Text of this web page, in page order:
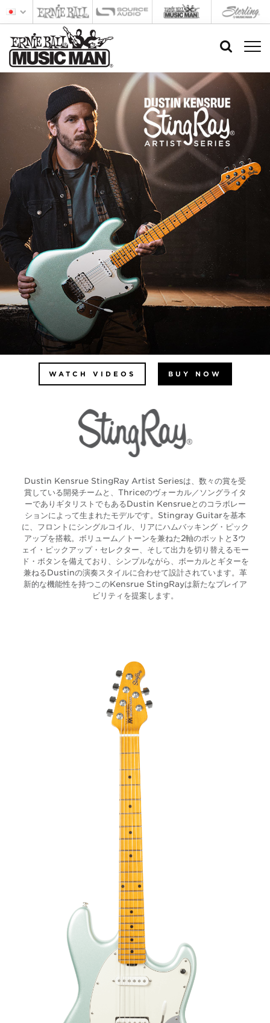
WATCH VIDEOS BUY NOW
Dustin Kensrue StingRay Artist Seriesは、数々の賞を受
賞している開発チームと、Thriceのヴォーカル／ソングライタ
ーでありギタリストでもあるDustin Kensrueとのコラボレー
ションによって生まれたモデルです。Stingray Guitarを基本
に、フロントにシングルコイル、リアにハムバッキング・ピック
アップを搭載。ボリューム／トーンを兼ねた2軸のポットと3ウ
ェイ・ピックアップ・セレクター、そして出力を切り替えるモー
ド・ボタンを備えており、シンプルながら、ボーカルとギターを
兼ねるDustinの演奏スタイルに合わせて設計されています。革
新的な機能性を持つこのKensrue StingRayは新たなプレイア
ビリティを提案します。